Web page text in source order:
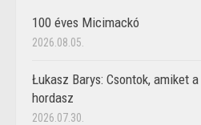
100 éves Micimackó
2026.08.05.
Łukasz Barys: Csontok, amiket
hordasz
2026.07.30.